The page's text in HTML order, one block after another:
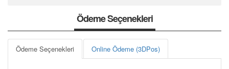
Ödeme Seçenekleri
Ödeme Seçenekleri Online Ödeme (3DPos)